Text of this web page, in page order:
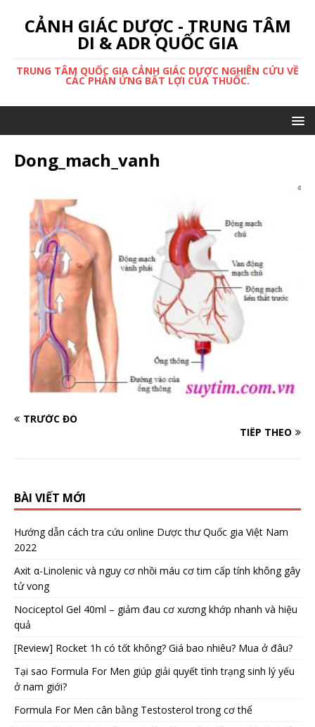
CẢNH GIÁC DƯỢC - TRUNG TÂM
DI & ADR QUỐC GIA
TRUNG TÂM QUỐC GIA CẢNH GIÁC DƯỢC NGHIÊN CỨU VỀ
CÁC PHẢN ỨNG BẤT LỢI CỦA THUỐC.
Dong_mach_vanh
TRƯỚC ĐÓ
TIẾP THEO
BÀI VIẾT MỚI
Hướng dẫn cách tra cứu online Dược thư Quốc gia Việt Nam
2022
Axit α-Linolenic và nguy cơ nhồi máu cơ tim cấp tính không gây
tử vong
Nociceptol Gel 40ml – giảm đau cơ xương khớp nhanh và hiệu
quả
[Review] Rocket 1h có tốt không? Giá bao nhiêu? Mua ở đâu?
Tại sao Formula For Men giúp giải quyết tình trạng sinh lý yếu
ở nam giới?
Formula For Men cân bằng Testosterol trong cơ thể